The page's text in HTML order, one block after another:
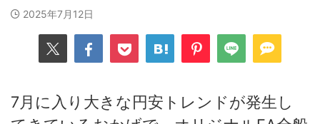
2025年7月12日
7月に入り大きな円安トレンドが発生し